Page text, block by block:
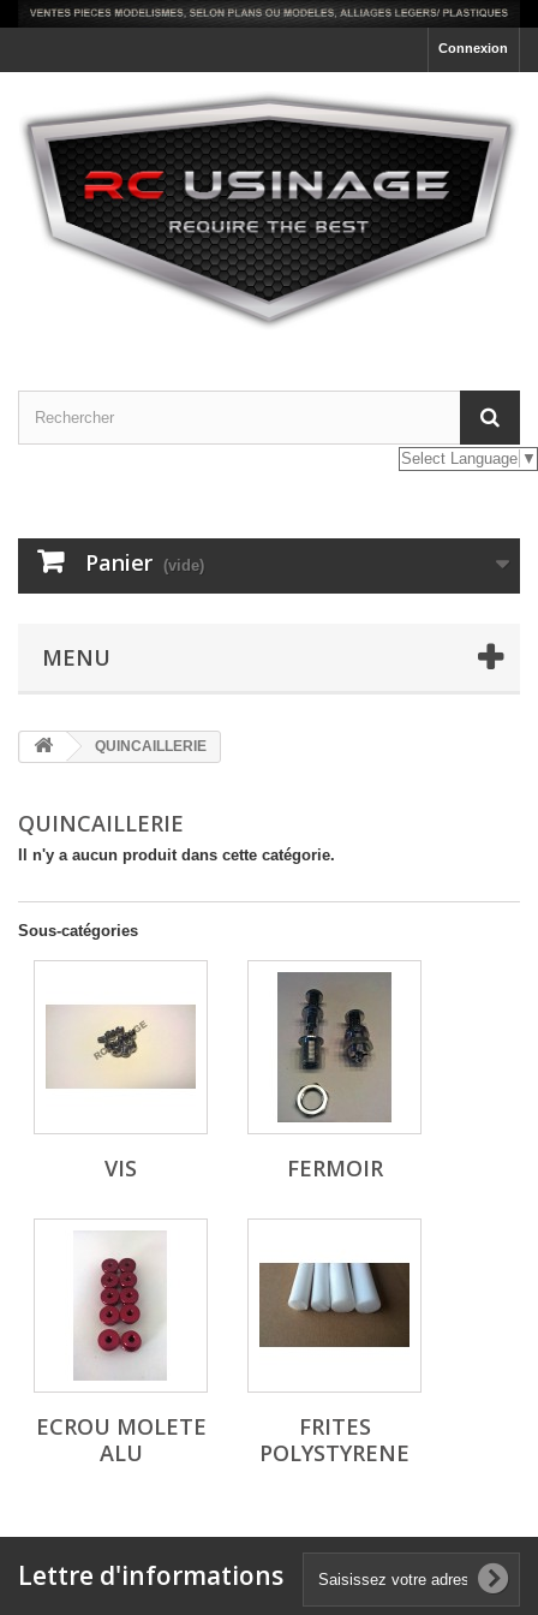
Connexion
Select Language ▼
Panier (vide)
MENU
QUINCAILLERIE
QUINCAILLERIE
Il n'y a aucun produit dans cette catégorie.
Sous-catégories
VIS FERMOIR
ECROU MOLETE
ALU
FRITES
POLYSTYRENE
Lettre d'informations